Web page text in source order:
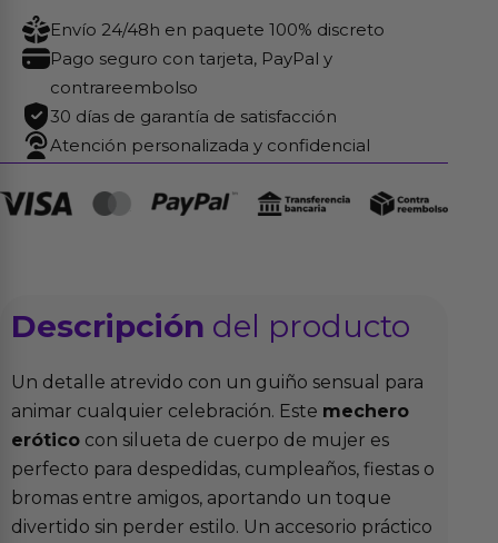
Mujer
cantidad
Envío 24/48h en paquete 100% discreto
Pago seguro con tarjeta, PayPal y
contrareembolso
30 días de garantía de satisfacción
Atención personalizada y confidencial
Descripción del producto
Un detalle atrevido con un guiño sensual para
animar cualquier celebración. Este mechero
erótico con silueta de cuerpo de mujer es
perfecto para despedidas, cumpleaños, fiestas o
bromas entre amigos, aportando un toque
divertido sin perder estilo. Un accesorio práctico